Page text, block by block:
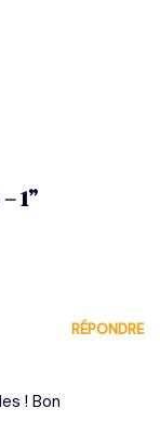
1”
RÉPONDRE
! Bon